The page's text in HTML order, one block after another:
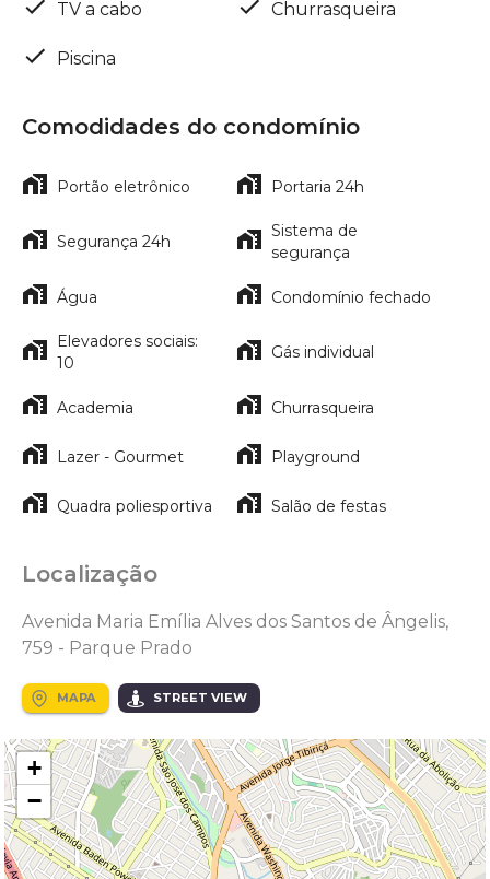
TV a cabo Churrasqueira
Piscina
Comodidades do condomínio
Portão eletrônico Portaria 24h
Segurança 24h
Sistema de
segurança
Água Condomínio fechado
Elevadores sociais:
10
Gás individual
Academia Churrasqueira
Lazer - Gourmet Playground
Quadra poliesportiva Salão de festas
Localização
Avenida Maria Emília Alves dos Santos de Ângelis,
759 - Parque Prado
MAPA STREET VIEW
+
−